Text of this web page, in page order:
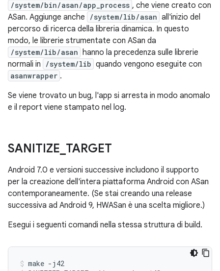
/system/bin/asan/app_process , che viene creato con
ASan. Aggiunge anche
/system/lib/asan all'inizio del
percorso di ricerca della libreria dinamica. In questo
modo, le librerie strumentate con ASan da
/system/lib/asan hanno la precedenza sulle librerie
normali in
/system/lib quando vengono eseguite con
asanwrapper .
Se viene trovato un bug, l'app si arresta in modo anomalo
e il report viene stampato nel log.
SANITIZE TARGET
Android 7.0 e versioni successive includono il supporto
per la creazione dell'intera piattaforma Android con ASan
contemporaneamente. (Se stai creando una release
successiva ad Android 9, HWASan è una scelta migliore.)
Esegui i seguenti comandi nella stessa struttura di build.
make -j42